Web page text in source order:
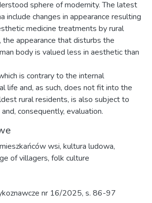
sphere of modernity. The latest
include changes in appearance resulting
medicine treatments by rural
appearance that disturbs the
body is valued less in aesthetic than
is contrary to the internal
life and, as such, does not fit into the
rural residents, is also subject to
consequently, evaluation.
wsi, kultura ludowa,
of villagers, folk culture
nr 16/2025, s. 86-97